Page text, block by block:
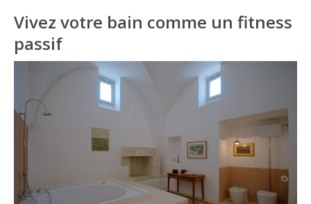
Vivez votre bain comme un fitness
passif